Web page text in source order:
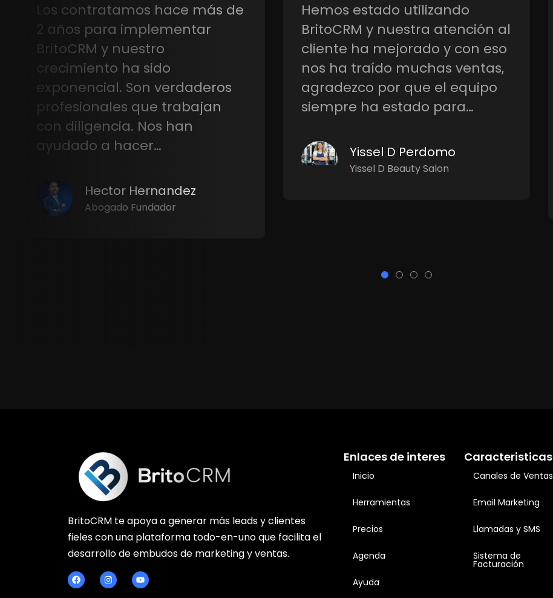
Hemos estado utilizando
BritoCRM y nuestra atención al
cliente ha mejorado y con eso
nos ha traído muchas ventas,
agradezco por que el equipo
siempre ha estado para…
Yissel D Perdomo
Nuestro negocio ha crecido un
300% desde que contratamos
los servicios de BritoCRM, es
fundamental para el
crecimiento de un negocio en
estos tiempos, cuenta con un
Liannis Torres
BritoCRM te apoya a generar más leads y clientes
fieles con una plataforma todo-en-uno que facilita el
desarrollo de embudos de marketing y ventas.
Enlaces de interes
Inicio
Herramientas
Precios
Agenda
Ayuda
Caracteristicas
Canales de Ventas
Email Marketing
Llamadas y SMS
Sistema de
Facturación